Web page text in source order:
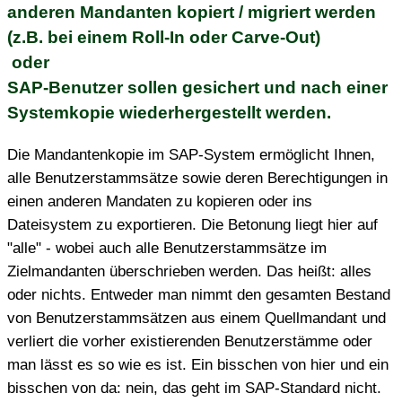
anderen Mandanten kopiert / migriert werden
(z.B. bei einem Roll-In oder Carve-Out)
oder
SAP-Benutzer sollen gesichert und nach einer
Systemkopie wiederhergestellt werden.
Die Mandantenkopie im SAP-System ermöglicht Ihnen,
alle Benutzerstammsätze sowie deren Berechtigungen in
einen anderen Mandaten zu kopieren oder ins
Dateisystem zu exportieren. Die Betonung liegt hier auf
"alle" - wobei auch alle Benutzerstammsätze im
Zielmandanten überschrieben werden. Das heißt: alles
oder nichts. Entweder man nimmt den gesamten Bestand
von Benutzerstammsätzen aus einem Quellmandant und
verliert die vorher existierenden Benutzerstämme oder
man lässt es so wie es ist. Ein bisschen von hier und ein
bisschen von da: nein, das geht im SAP-Standard nicht.